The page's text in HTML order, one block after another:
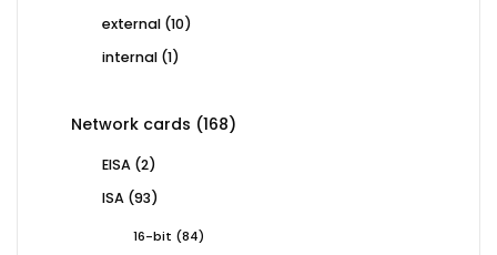
external 1010
internal 11
Network cards 168168
EISA 22
ISA 9393
16-bit 8484